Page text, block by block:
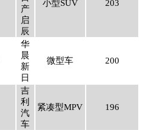
产
启
辰
小型SUV 203
华
晨
新
日
微型车 200
吉
利
汽
车
紧凑型MPV 196